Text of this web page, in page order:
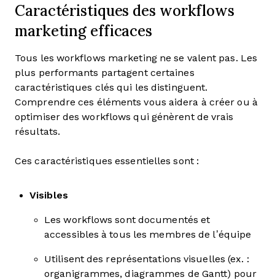
Caractéristiques des workflows
marketing efficaces
Tous les workflows marketing ne se valent pas. Les
plus performants partagent certaines
caractéristiques clés qui les distinguent.
Comprendre ces éléments vous aidera à créer ou à
optimiser des workflows qui génèrent de vrais
résultats.
Ces caractéristiques essentielles sont :
Visibles
Les workflows sont documentés et
accessibles à tous les membres de l’équipe
Utilisent des représentations visuelles (ex. :
organigrammes, diagrammes de Gantt) pour